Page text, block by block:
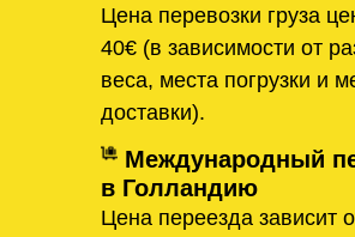
Цена перевозки груза
40€ (в зависимости от
веса, места погрузки и
доставки).
Международный
в Голландию
Цена переезда зависит